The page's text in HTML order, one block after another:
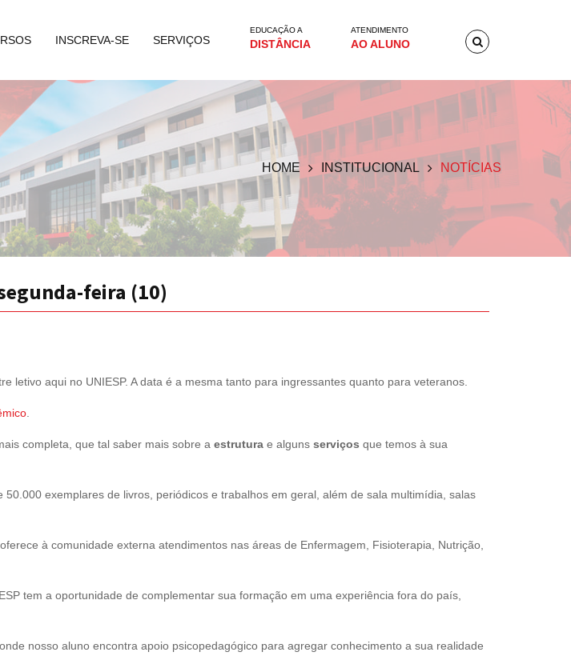
INSCREVA-SE SERVIÇOS
EDUCAÇÃO A
DISTÂNCIA
ATENDIMENTO
AO ALUNO
HOME INSTITUCIONAL NOTÍCIAS
feira (10)
letivo aqui no UNIESP. A data é a mesma tanto para ingressantes quanto para veteranos.
completa, que tal saber mais sobre a estrutura e alguns serviços que temos à sua
50.000 exemplares de livros, periódicos e trabalhos em geral, além de sala multimídia, salas
, oferece à comunidade externa atendimentos nas áreas de Enfermagem, Fisioterapia, Nutrição,
tem a oportunidade de complementar sua formação em uma experiência fora do país,
nosso aluno encontra apoio psicopedagógico para agregar conhecimento a sua realidade